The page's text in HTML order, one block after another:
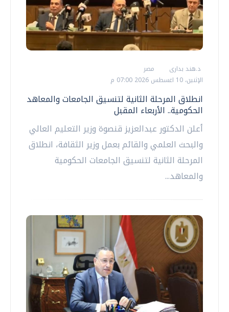
د.هند بدارى
مصر
الإثنين، 10 اغسطس 2026 07:00 م
انطلاق المرحلة الثانية لتنسيق الجامعات والمعاهد
الحكومية.. الأربعاء المقبل
أعلن الدكتور عبدالعزيز قنصوة وزير التعليم العالي
والبحث العلمي والقائم بعمل وزير الثقافة، انطلاق
المرحلة الثانية لتنسيق الجامعات الحكومية
والمعاهد...